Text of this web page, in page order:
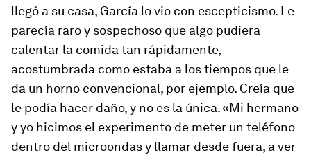
llegó a su casa, García lo vio con escepticismo. Le
parecía raro y sospechoso que algo pudiera
calentar la comida tan rápidamente,
acostumbrada como estaba a los tiempos que le
da un horno convencional, por ejemplo. Creía que
le podía hacer daño, y no es la única. «Mi hermano
y yo hicimos el experimento de meter un teléfono
dentro del microondas y llamar desde fuera, a ver